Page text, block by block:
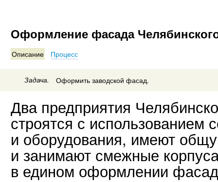
Оформление фасада
Описание Процесс
Задача. Оформить заводской фасад.
Два предприятия
строятся с использованием
и оборудования, имеют
и занимают смежные
в едином оформлении